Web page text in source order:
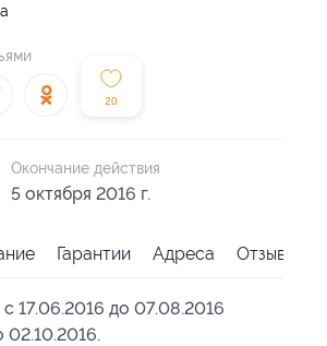
20
Окончание действия
5 октября 2016 г.
Гарантии Адреса Отзывы
17.06.2016 до 07.08.2016
02.10.2016.